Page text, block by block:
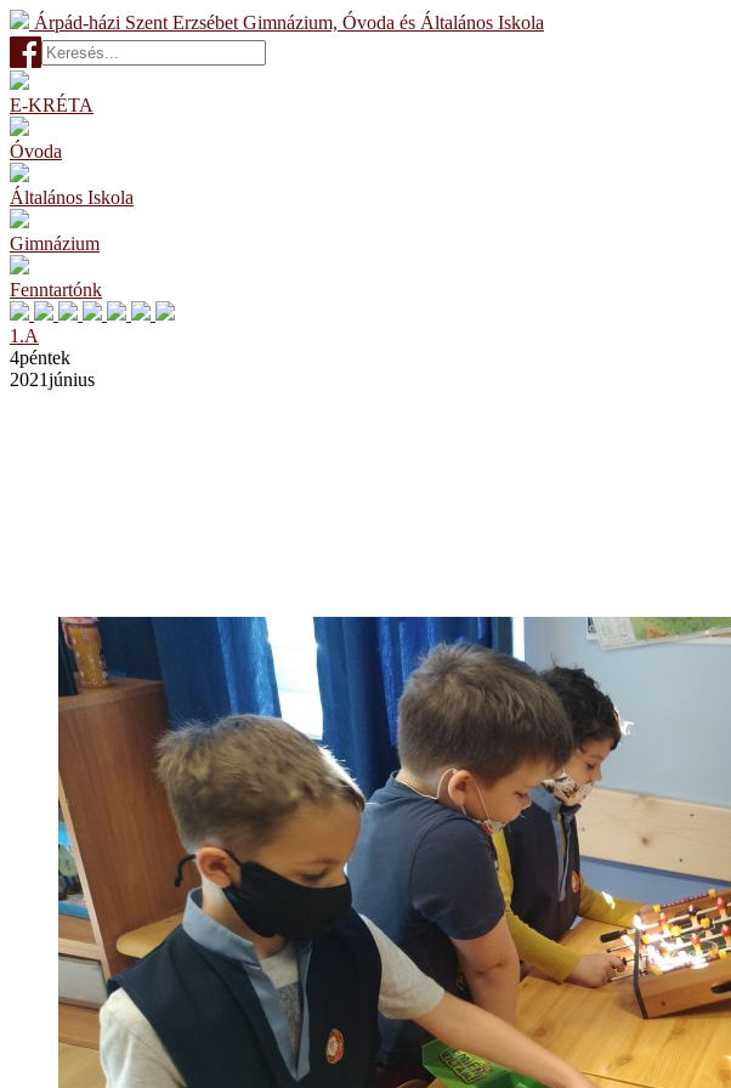
Árpád-házi Szent Erzsébet Gimnázium, Óvoda és Általános Iskola
E-KRÉTA
Óvoda
Általános Iskola
Gimnázium
Fenntartónk
1.A
4péntek
2021június